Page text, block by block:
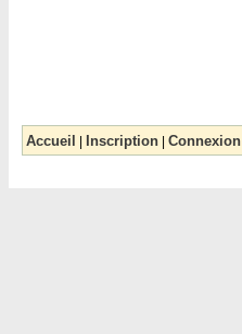
Accueil Inscription Connexion